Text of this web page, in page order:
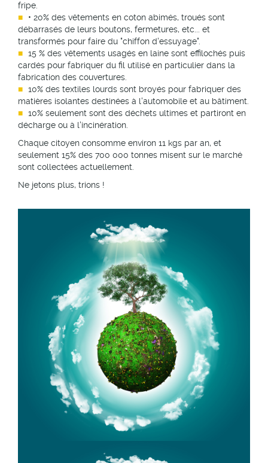
fripe.
• 20% des vêtements en coton abimés, troués sont
débarrasés de leurs boutons, fermetures, etc... et
transformés pour faire du "chiffon d'essuyage".
15 % des vêtements usagés en laine sont effilochés puis
cardés pour fabriquer du fil utilisé en particulier dans la
fabrication des couvertures.
10% des textiles lourds sont broyés pour fabriquer des
matières isolantes destinées à l'automobile et au bâtiment.
10% seulement sont des déchets ultimes et partiront en
décharge ou à l'incinération.
Chaque citoyen consomme environ 11 kgs par an, et
seulement 15% des 700 000 tonnes misent sur le marché
sont collectées actuellement.
Ne jetons plus, trions !